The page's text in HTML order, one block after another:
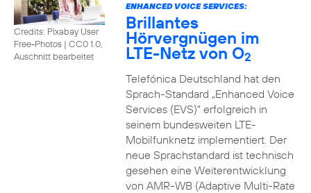
Credits: Pixabay User
Free-Photos | CC0 1.0,
Auschnitt bearbeitet
ENHANCED VOICE SERVICES:
Brillantes
Hörvergnügen im
LTE-Netz von O2
Telefónica Deutschland hat den
Sprach-Standard „Enhanced Voice
Services (EVS)“ erfolgreich in
seinem bundesweiten LTE-
Mobilfunknetz implementiert. Der
neue Sprachstandard ist technisch
gesehen eine Weiterentwicklung
von AMR-WB (Adaptive Multi-Rate